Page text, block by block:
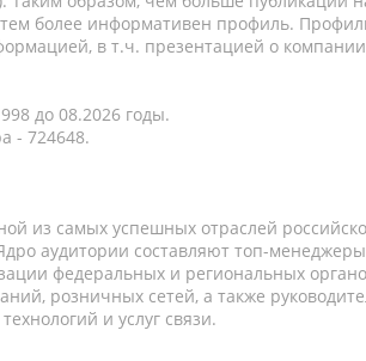
более информативен профиль.
в т.ч. презентацией о
до 08.2026 годы.
- 724648.
из самых успешных отраслей
аудитории составляют топ-
федеральных и региональных
розничных сетей, а также
и услуг связи.